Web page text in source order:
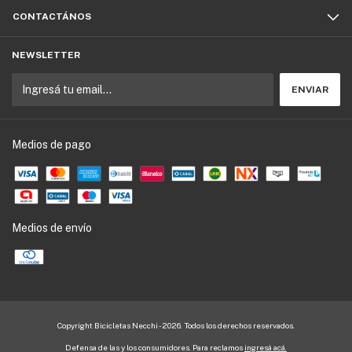
CONTACTÁNOS
NEWSLETTER
Medios de pago
Medios de envío
Copyright Bicicletas Necchi - 2026. Todos los derechos reservados.
Defensa de las y los consumidores. Para reclamos ingresá acá.